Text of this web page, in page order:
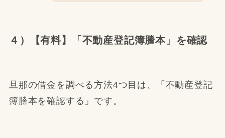
４）【有料】「不動産登記簿謄本」を確認
旦那の借金を調べる方法4つ目は、「不動産登記
簿謄本を確認する」です。